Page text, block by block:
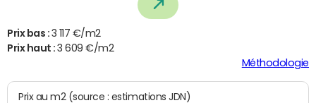
Prix bas : 3 117 €/m2
Prix haut :3 609 €/m2
Méthodologie
Prix au m2 (source : estimations JDN)